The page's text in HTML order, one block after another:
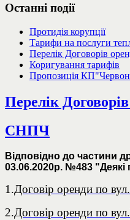
Останні події
Протидія корупції
Тарифи на послуги
Перелік Договорів
Коригування тарифів
Пропозиція
Перелік
СНПЧ
Відповідно до частини
03.06.2020р. №483
1.Договір оренди по
2.Договір оренди по